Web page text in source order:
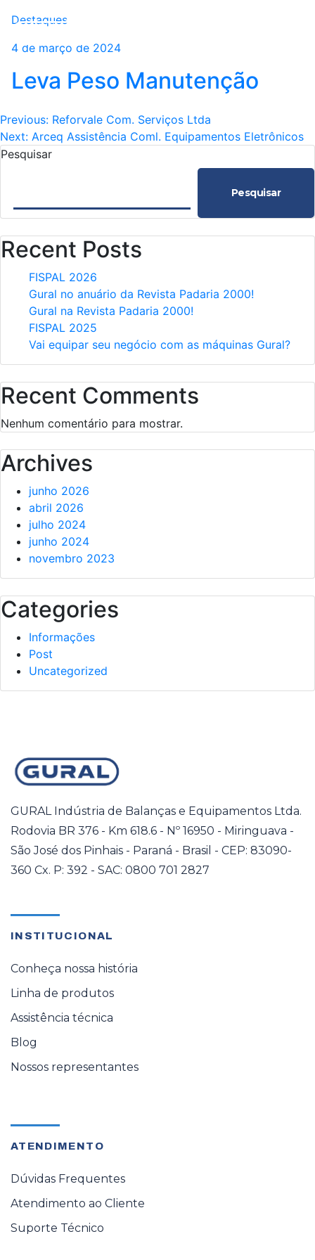
Destaques
4 de março de 2024
Leva Peso Manutenção
Navegação
de
Previous: Reforvale Com. Serviços Ltda
Next: Arceq Assistência Coml. Equipamentos Eletrônicos
Pesquisar
Pesquisar
Recent Posts
FISPAL 2026
Gural no anuário da Revista Padaria 2000!
Gural na Revista Padaria 2000!
FISPAL 2025
Vai equipar seu negócio com as máquinas Gural?
Recent Comments
Nenhum comentário para mostrar.
Archives
junho 2026
abril 2026
julho 2024
junho 2024
novembro 2023
Categories
Informações
Post
Uncategorized
GURAL Indústria de Balanças e Equipamentos Ltda.
Rodovia BR 376 - Km 618.6 - Nº 16950 - Miringuava -
São José dos Pinhais - Paraná - Brasil - CEP: 83090-
360 Cx. P: 392 - SAC: 0800 701 2827
INSTITUCIONAL
Conheça nossa história
Linha de produtos
Assistência técnica
Blog
Nossos representantes
ATENDIMENTO
Dúvidas Frequentes
Atendimento ao Cliente
Suporte Técnico